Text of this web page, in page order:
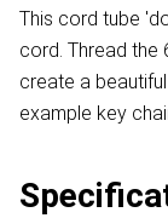
This cord tube
cord. Thread the
create a
example key